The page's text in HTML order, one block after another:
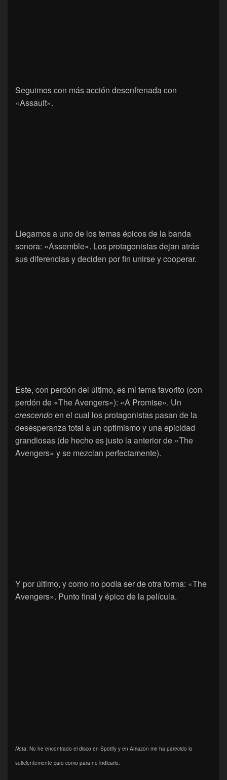
Seguimos con más acción desenfrenada con
«Assault».
Llegamos a uno de los temas épicos de la banda
sonora: «Assemble». Los protagonistas dejan atrás
sus diferencias y deciden por fin unirse y cooperar.
Este, con perdón del último, es mi tema favorito (con
perdón de «The Avengers»): «A Promise». Un
crescendoen el cual los protagonistas pasan de la
desesperanza total a un optimismo y una epicidad
grandiosas (de hecho es justo la anterior de «The
Avengers» y se mezclan perfectamente).
Y por último, y como no podía ser de otra forma: «The
Avengers». Punto final y épico de la película.
Nota: No he encontrado el disco en Spotify y en Amazon me ha parecido lo
suficientemente caro como para no indicarlo.